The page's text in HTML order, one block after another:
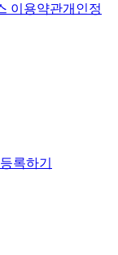
이용약관개인정
록하기